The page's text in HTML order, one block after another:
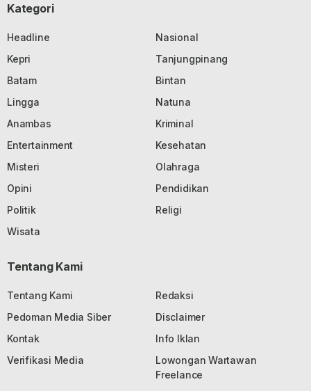
Kategori
Headline
Nasional
Kepri
Tanjungpinang
Batam
Bintan
Lingga
Natuna
Anambas
Kriminal
Entertainment
Kesehatan
Misteri
Olahraga
Opini
Pendidikan
Politik
Religi
Wisata
Tentang Kami
Tentang Kami
Redaksi
Pedoman Media Siber
Disclaimer
Kontak
Info Iklan
Verifikasi Media
Lowongan Wartawan
Freelance